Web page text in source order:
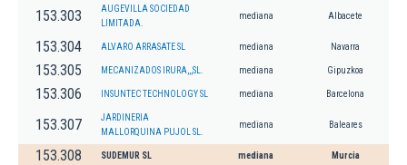
153.303
AUGEVILLA SOCIEDAD
LIMITADA.
mediana Albacete
153.304 ALVARO ARRASATE SL mediana Navarra
153.305 MECANIZADOS IRURA,,,SL. mediana Gipuzkoa
153.306 INSUNTEC TECHNOLOGY SL mediana Barcelona
153.307
JARDINERIA
MALLORQUINA PUJOL SL.
mediana Baleares
153.308 SUDEMUR SL mediana Murcia